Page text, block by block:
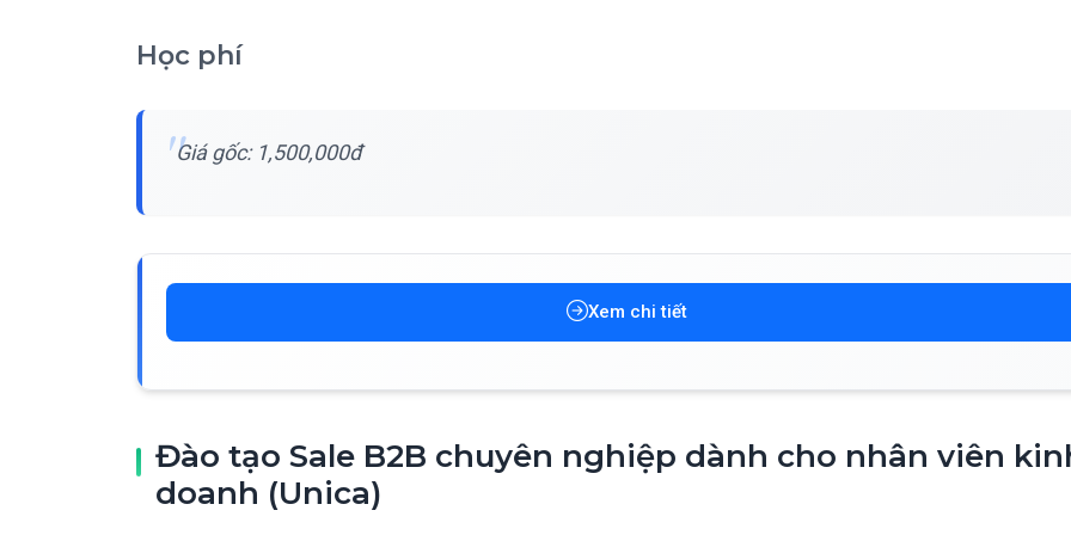
Học phí
Giá gốc: 1,500,000đ
Xem chi tiết
Đào tạo Sale B2B chuyên nghiệp dành cho nhân viên
doanh (Unica)